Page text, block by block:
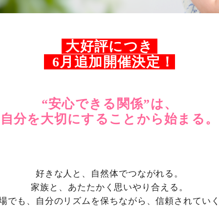
大好評につき
6月追加開催決定！
“安心できる関係”は、
自分を大切にすることから始まる。
好きな人と、自然体でつながれる。
家族と、あたたかく思いやり合える。
でも、自分のリズムを保ちながら、信頼されてい